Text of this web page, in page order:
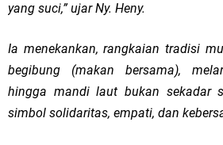
yang suci,” ujar Ny. Heny.
Ia menekankan, rangkaian tradisi
begibung (makan bersama),
hingga mandi laut bukan sekadar
simbol solidaritas, empati, dan